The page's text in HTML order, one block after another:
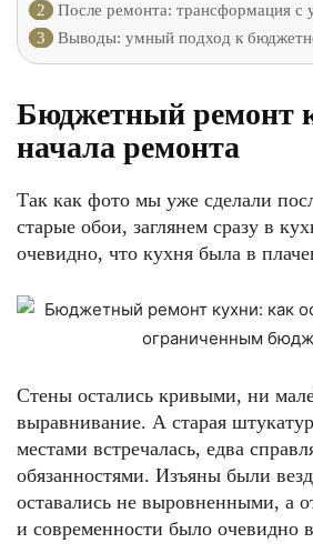
2
После ремонта: трансформация с
3
Выводы: умный подход к
Бюджетный ремонт
начала ремонта
Так как фото мы уже сделали
старые обои, заглянем сразу в
очевидно, что кухня была в
Стены остались кривыми, ни
выравнивание. А старая
местами встречалась, едва
обязанностями. Изъяны были
оставались не выровненными, а
и современности было очевидно